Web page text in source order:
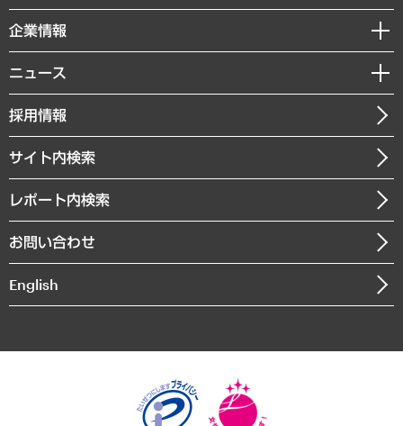
共生・ダイバーシティ
GRC（ガバナンス・リスク・コンプライアンス）・防災（政策）
経済・産業・雇用・労働
まちづくり・観光・交通・スポーツ・スマートシティ
自然資源・農林水産業・食料システム
レポート
コラム
経営用語集
受託・受注実績（官公庁関連）
メディア掲載・出演
セミナー・イベント情報
MUFGビジネスセミナー
受託案件情報
企業情報
私たちの想い
社長メッセージ
会社概要
沿革
組織図・本部部室紹介
インドネシア現地法人
個人情報保護方針
ニュース
ニュースリリース
お知らせ
採用情報
サイト内検索
レポート内検索
お問い合わせ
English